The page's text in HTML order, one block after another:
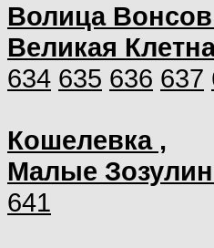
Волица
Великая
634 635 636 637
Кошелевка ,
Малые
641